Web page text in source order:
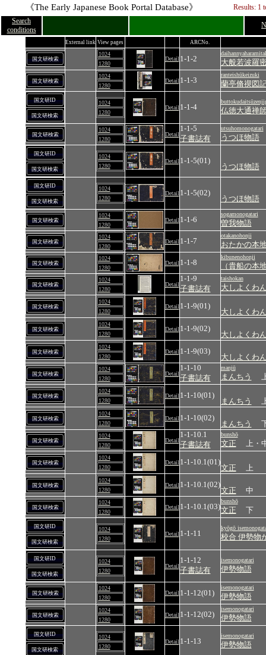
《The Early Japanese Book Portal Database》
Results: 1
Search
conditions
External link View pages ARCNo.
国文研検索
1024
1280
Detail 1-1-2 大般若波羅
国文研検索
1024
1280
Detail 1-1-3
ranteishūkeizuki
蘭亭脩禊図
国文研ID
国文研検索
1024
1280
Detail 1-1-4 仏徳大通禅
国文研検索
1024
1280
Detail
1-1-5
子書誌有
utsuhomonogatari
うつほ物語
国文研ID
国文研検索
1024
1280
Detail 1-1-5(01)
うつほ物語
国文研ID
国文研検索
1024
1280
Detail 1-1-5(02)
うつほ物語
国文研検索
1024
1280
Detail 1-1-6
sogamonogatari
曽我物語
国文研検索
1024
1280
Detail 1-1-7
otakanohonji
おたかの本
国文研検索
1024
1280
Detail 1-1-8
kibunenohonji
（貴船の本
国文研検索
1024
1280
Detail
1-1-9
子書誌有
taishokan
大しよくわ
国文研検索
1024
1280
Detail 1-1-9(01)
大しよくわ
国文研検索
1024
1280
Detail 1-1-9(02)
大しよくわ
国文研検索
1024
1280
Detail 1-1-9(03)
大しよくわ
国文研検索
1024
1280
Detail
1-1-10
子書誌有
manjū
まんちう
国文研検索
1024
1280
Detail 1-1-10(01)
まんちう
国文研検索
1024
1280
Detail 1-1-10(02)
まんちう
国文研検索
1024
1280
Detail
1-1-10.1
子書誌有
bunshō
文正 上・
国文研検索
1024
1280
Detail 1-1-10.1(01)
文正 上
国文研検索
1024
1280
Detail 1-1-10.1(02)
文正 中
国文研検索
1024
1280
Detail 1-1-10.1(03)
bunshō
文正 下
国文研ID
国文研検索
1024
1280
Detail 1-1-11
kyōgō
校合 伊勢物
国文研ID
国文研検索
1024
1280
Detail
1-1-12
子書誌有
isemonogatari
伊勢物語
国文研検索
1024
1280
Detail 1-1-12(01)
isemonogatari
伊勢物語
国文研検索
1024
1280
Detail 1-1-12(02)
isemonogatari
伊勢物語
国文研ID
国文研検索
1024
1280
Detail 1-1-13
isemonogatari
伊勢物語